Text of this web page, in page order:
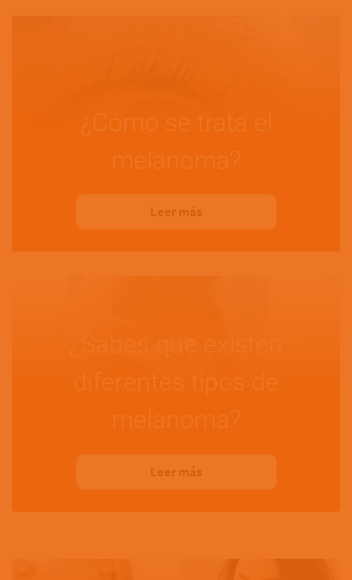
¿Cómo se trata el
melanoma?
Leer más
diferentes tipos de
melanoma?
Leer más